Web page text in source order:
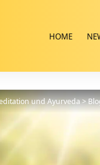
HOME
und Ayurveda>